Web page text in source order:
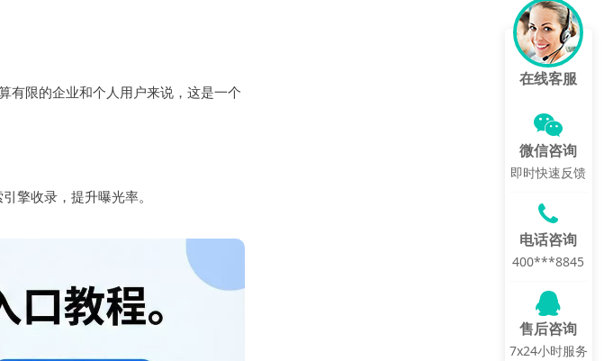
有限的企业和个人用户来说，这是一个
擎收录，提升曝光率。
在线客服
微信咨询
即时快速反馈
电话咨询
400***8845
售后咨询
7x24小时服务